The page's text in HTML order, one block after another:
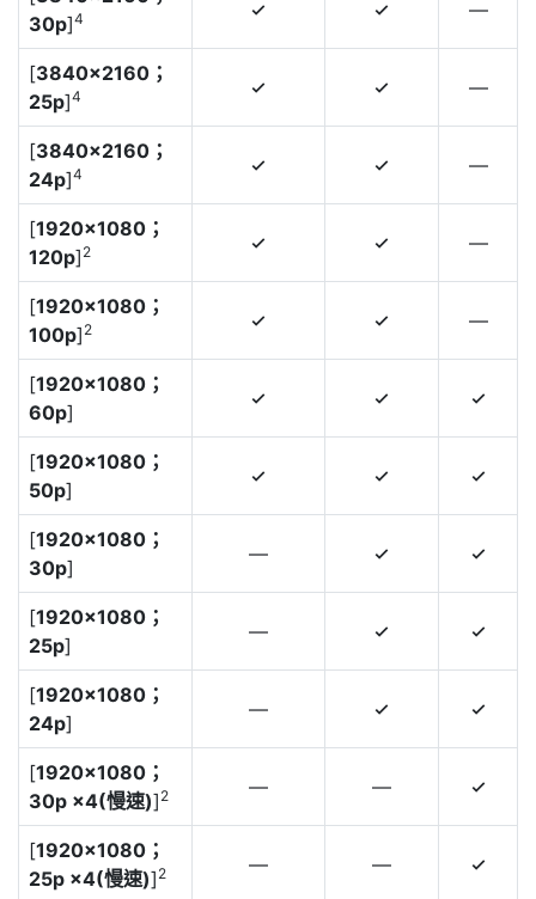
30p]4 4 4 —
[3840×2160；
25p]4 4 4 —
[3840×2160；
24p]4 4 4 —
[1920×1080；
120p] 2 4 4 —
[1920×1080；
100p] 2 4 4 —
[1920×1080；
60p]
4 4 4
[1920×1080；
50p]
4 4 4
[1920×1080；
30p]
— 4 4
[1920×1080；
25p]
— 4 4
[1920×1080；
24p]
— 4 4
[1920×1080；
30p ×4(慢速)] 2 — — 4
[1920×1080；
25p ×4(慢速)] 2 — — 4